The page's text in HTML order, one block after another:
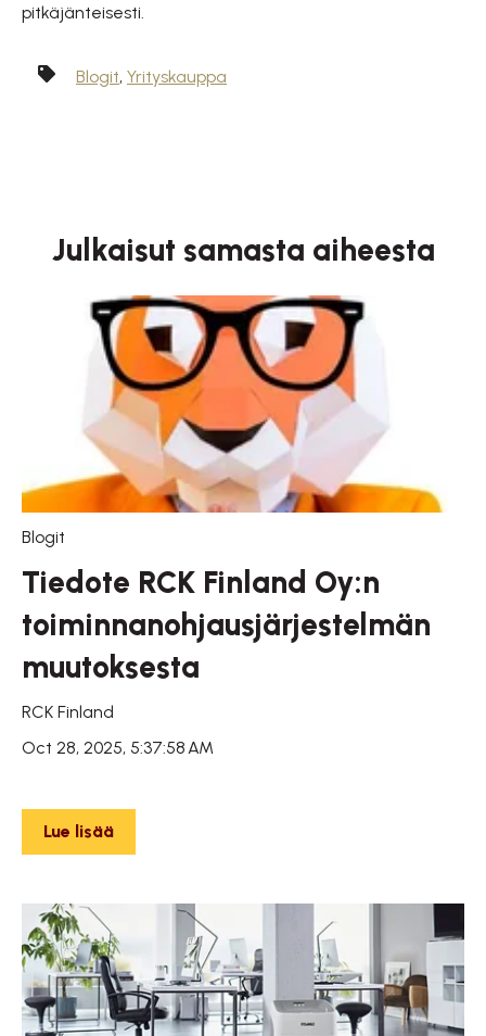
pitkäjänteisesti.
Blogit, Yrityskauppa
Julkaisut samasta aiheesta
Blogit
Tiedote RCK Finland Oy:n
toiminnanohjausjärjestelmän
muutoksesta
RCK Finland
Oct 28, 2025, 5:37:58 AM
Lue lisää